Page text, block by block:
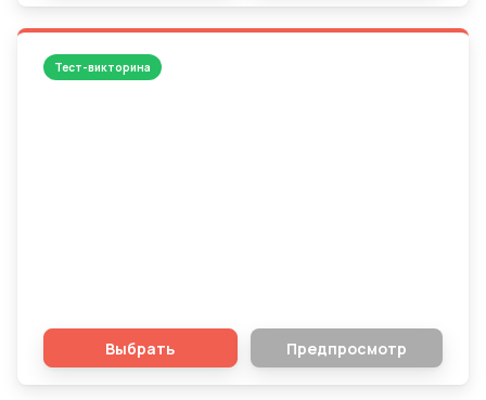
Тест-викторина
Выбрать Предпросмотр